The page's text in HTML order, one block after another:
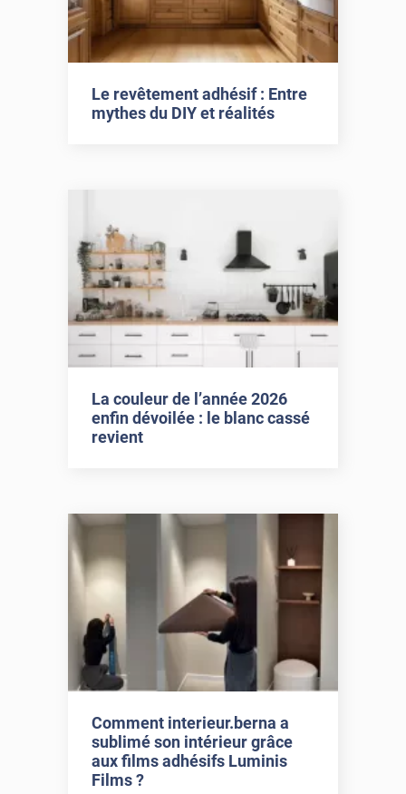
Le revêtement adhésif : Entre
mythes du DIY et réalités
La couleur de l’année 2026
enfin dévoilée : le blanc cassé
revient
Comment interieur.berna a
sublimé son intérieur grâce
aux films adhésifs Luminis
Films ?